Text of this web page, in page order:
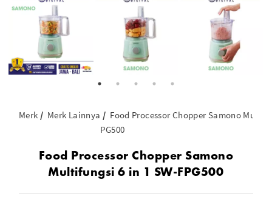
Merk Merk Lainnya
Food Processor Chopper Samono Multifungsi 6 in 1 SW-F
PG500
Food Processor Chopper Samono
Multifungsi 6 in 1 SW-FPG500